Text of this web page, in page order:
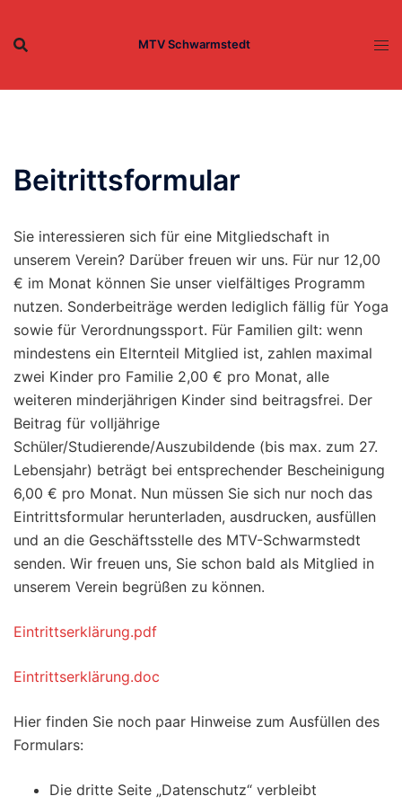
Inhalt
springen
MTV Schwarmstedt
Beitrittsformular
Sie interessieren sich für eine Mitgliedschaft in
unserem Verein? Darüber freuen wir uns. Für nur 12,00
€ im Monat können Sie unser vielfältiges Programm
nutzen. Sonderbeiträge werden lediglich fällig für Yoga
sowie für Verordnungssport. Für Familien gilt: wenn
mindestens ein Elternteil Mitglied ist, zahlen maximal
zwei Kinder pro Familie 2,00 € pro Monat, alle
weiteren minderjährigen Kinder sind beitragsfrei. Der
Beitrag für volljährige
Schüler/Studierende/Auszubildende (bis max. zum 27.
Lebensjahr) beträgt bei entsprechender Bescheinigung
6,00 € pro Monat. Nun müssen Sie sich nur noch das
Eintrittsformular herunterladen, ausdrucken, ausfüllen
und an die Geschäftsstelle des MTV-Schwarmstedt
senden. Wir freuen uns, Sie schon bald als Mitglied in
unserem Verein begrüßen zu können.
Eintrittserklärung.pdf
Eintrittserklärung.doc
Hier finden Sie noch paar Hinweise zum Ausfüllen des
Formulars:
Die dritte Seite „Datenschutz“ verbleibt